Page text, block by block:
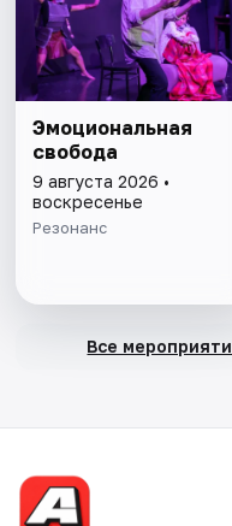
Эмоциональная
свобода
9 августа 2026 •
воскресенье
Резонанс
Все